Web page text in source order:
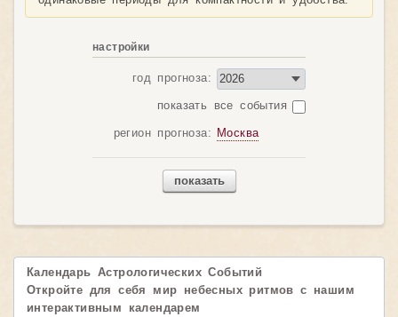
настройки
год прогноза:
показать все события
регион прогноза: Москва
показать
Календарь Астрологических Событий
Откройте для себя мир небесных ритмов с нашим
интерактивным календарем